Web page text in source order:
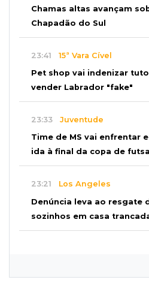
Chamas altas avançam
Chapadão do Sul
23:41 15ª Vara Cível
Pet shop vai indenizar
vender Labrador "fake"
23:33 Juventude
Time de MS vai enfrentar
ida à final da copa de futsal
23:21 Los Angeles
Denúncia leva ao resgate
sozinhos em casa
formação de ciclone